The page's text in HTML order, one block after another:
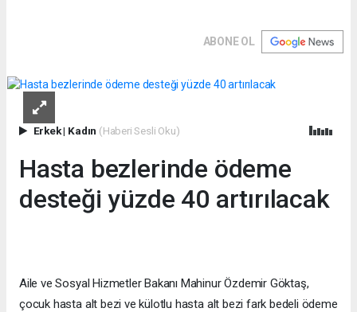
ABONE OL
Erkek| Kadın (Haberi Sesli Oku)
Hasta bezlerinde ödeme
desteği yüzde 40 artırılacak
Aile ve Sosyal Hizmetler Bakanı Mahinur Özdemir Göktaş,
çocuk hasta alt bezi ve külotlu hasta alt bezi fark bedeli ödeme